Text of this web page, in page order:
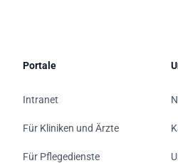
Portale
Intranet
Für Kliniken und Ärzte
Für Pflegedienste